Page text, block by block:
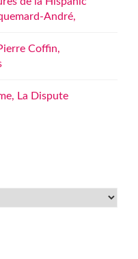
André,
Coffin,
La Dispute